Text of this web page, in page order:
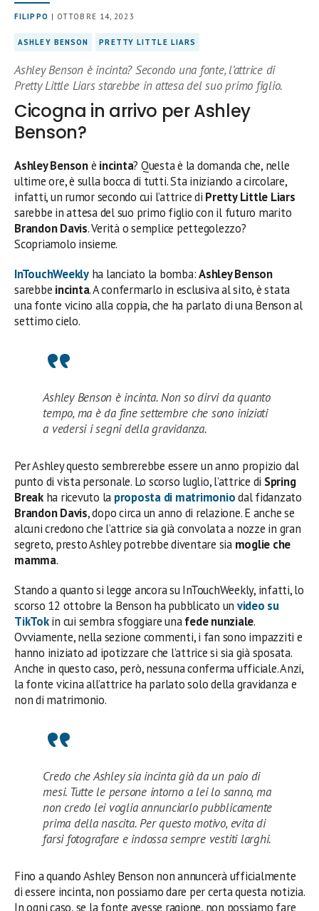
FILIPPO | OTTOBRE 14, 2023
ASHLEY BENSON PRETTY LITTLE LIARS
Ashley Benson è incinta? Secondo una fonte, l’attrice di
Pretty Little Liars starebbe in attesa del suo primo figlio.
Cicogna in arrivo per Ashley
Benson?
Ashley Bensonè incinta? Questa è la domanda che, nelle
ultime ore, è sulla bocca di tutti. Sta iniziando a circolare,
infatti, un rumor secondo cui l’attrice di Pretty Little Liars
sarebbe in attesa del suo primo figlio con il futuro marito
Brandon Davis. Verità o semplice pettegolezzo?
Scopriamolo insieme.
InTouchWeeklyha lanciato la bomba:Ashley Benson
sarebbe incinta. A confermarlo in esclusiva al sito, è stata
una fonte vicino alla coppia, che ha parlato di una Benson al
settimo cielo.
Ashley Benson è incinta. Non so dirvi da quanto
tempo, ma è da fine settembre che sono iniziati
a vedersi i segni della gravidanza.
Per Ashley questo sembrerebbe essere un anno propizio dal
punto di vista personale. Lo scorso luglio, l’attrice di Spring
Breakha ricevuto la proposta di matrimoniodal fidanzato
Brandon Davis, dopo circa un anno di relazione. E anche se
alcuni credono che l’attrice sia già convolata a nozze in gran
segreto, presto Ashley potrebbe diventare sia moglie che
mamma.
Stando a quanto si legge ancora su InTouchWeekly, infatti, lo
scorso 12 ottobre la Benson ha pubblicato un video su
TikTokin cui sembra sfoggiare unafede nunziale.
Ovviamente, nella sezione commenti, i fan sono impazziti e
hanno iniziato ad ipotizzare che l’attrice si sia già sposata.
Anche in questo caso, però, nessuna conferma ufficiale. Anzi,
la fonte vicina all’attrice ha parlato solo della gravidanza e
non di matrimonio.
Credo che Ashley sia incinta già da un paio di
mesi. Tutte le persone intorno a lei lo sanno, ma
non credo lei voglia annunciarlo pubblicamente
prima della nascita. Per questo motivo, evita di
farsi fotografare e indossa sempre vestiti larghi.
Fino a quando Ashley Benson non annuncerà ufficialmente
di essere incinta, non possiamo dare per certa questa notizia.
In ogni caso, se la fonte avesse ragione, non possiamo fare